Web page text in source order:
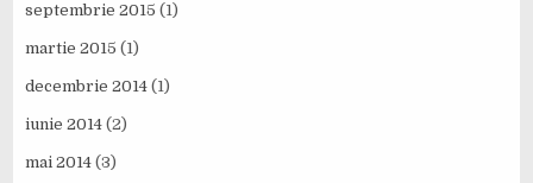
septembrie 2015 (1)
martie 2015 (1)
decembrie 2014 (1)
iunie 2014 (2)
mai 2014 (3)